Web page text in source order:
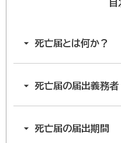
目
死亡届とは何か？
死亡届の届出義務者
死亡届の届出期間